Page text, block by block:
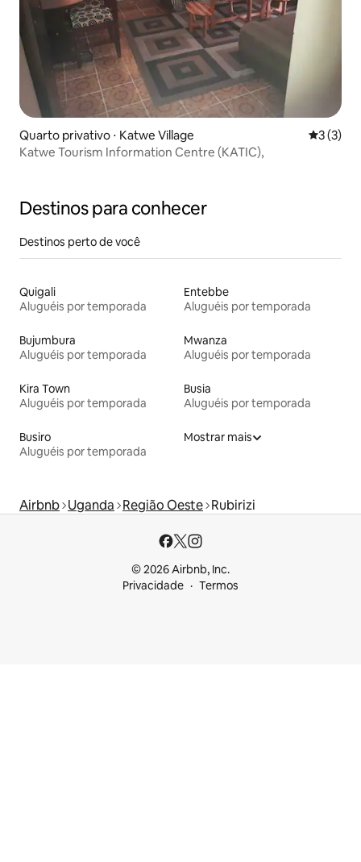
Quarto privativo ⋅ Katwe Village 3 de
3 (3)
Katwe Tourism Information Centre (KATIC),
Destinos para conhecer
Destinos perto de você
Quigali
Aluguéis por temporada
Entebbe
Aluguéis por temporada
Bujumbura
Aluguéis por temporada
Mwanza
Aluguéis por temporada
Kira Town
Aluguéis por temporada
Busia
Aluguéis por temporada
Busiro
Aluguéis por temporada
Mostrar mais
Airbnb Uganda Região Oeste Rubirizi
© 2026 Airbnb, Inc.
Privacidade
Termos